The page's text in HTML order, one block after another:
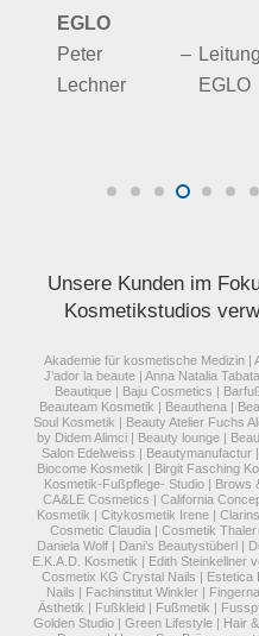
EGLO
Peter
Lechner
–
EGLO
Unsere Kunden im
Kosmetikstudios
Akademie für kosmetische Medizin |
J’ador la beaute | Anna Natalia
Beautique | Baju Cosmetics |
Beauteam Kosmetik | Beauthena |
Soul Kosmetik | Beauty Atelier Fuchs
by Didem Alimci | Beauty lounge |
Salon Edelweiss | Beautymanufactur
Biocome Kosmetik | Birgit Fasching
Kosmetik-Fußpflege- Studio | Brows
CA&LE Cosmetics | California
Kosmetik | Citykosmetik Irene |
Cosmetic Claudia | Cosmetik
Daniela Wolf | Dani’s Beautystüberl |
E.K.A.D. Kosmetik | Edith Steinkellner
Cosmetix KG Crystal Nails |
Nails | Fachinstitut Winkler |
Ästhetik | Fußkleid | Fußmetik |
Golden Studio | Green Lifestyle | Hair